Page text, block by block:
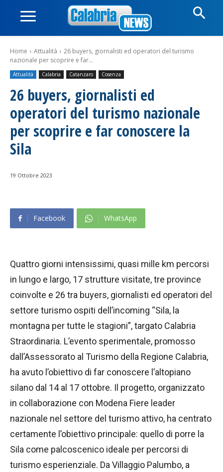
Home Attualità
26 buyers, giornalisti ed operatori del turismo
nazionale per scoprire e far...
Attualità Calabria Catanzaro Cosenza
26 buyers, giornalisti ed
operatori del turismo nazionale
per scoprire e far conoscere la
Sila
19 Ottobre 2023
Facebook WhatsApp
Quattro giorni intensissimi, quasi mille km percorsi
in lungo e largo, 17 strutture visitate, tre province
coinvolte e 26 tra buyers, giornalisti ed operatori del
settore turismo ospiti dell’incoming “Sila, la
montagna per tutte le stagioni”, targato Calabria
Straordinaria. L’evento sperimentale, promosso
dall’Assessorato al Turismo della Regione Calabria,
ha avuto l’obiettivo di far conoscere l’altopiano
silano dal 14 al 17 ottobre. Il progetto, organizzato
in collaborazione con Modena Fiere leader
nazionale nel settore del turismo attivo, ha centrato
certamente l’obiettivo principale: quello di porre la
Sila come palcoscenico ideale per percorsi di
turismo esperienziale. Da Villaggio Palumbo, a